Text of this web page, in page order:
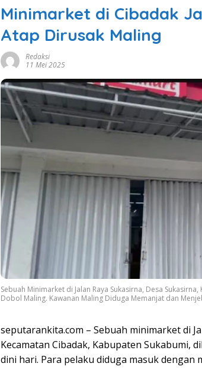
Minimarket di Cibadak
Atap Dirusak Maling
Redaksi
11 Mei 2025
Sebuah Minimarket di Jalan Raya Sukasirna, Desa
Dobol Maling. Kawanan Maling Diduga Memanjat dan
seputarankita.com – Sebuah minimarket di
Kecamatan Cibadak, Kabupaten Sukabumi,
dini hari. Para pelaku diduga masuk dengan